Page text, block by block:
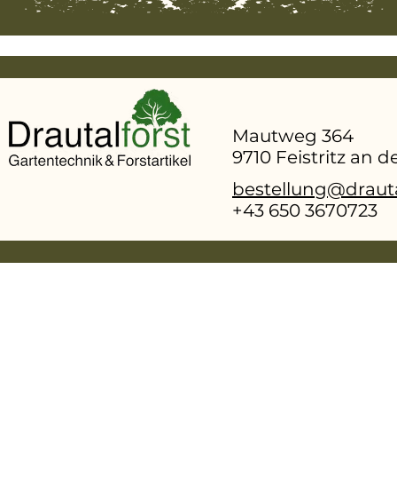
Mautweg 364
9710 Feistritz an
+43 650 3670723